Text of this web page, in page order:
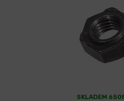
SKLADEM